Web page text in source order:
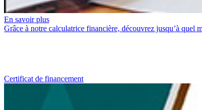
En savoir plus
Grâce à notre calculatrice financière, découvrez jusqu’à quel
Certificat de financement